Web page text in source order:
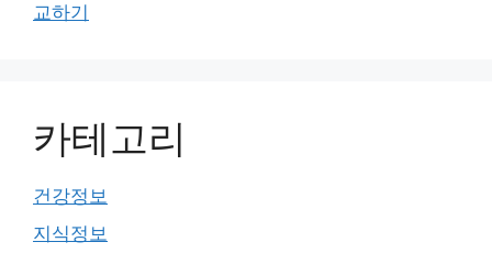
교하기
카테고리
건강정보
지식정보